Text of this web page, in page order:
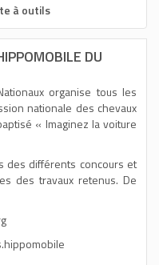
à outils
DU
organise tous les
nationale des chevaux
« Imaginez la voiture
des différents concours et
des travaux retenus. De